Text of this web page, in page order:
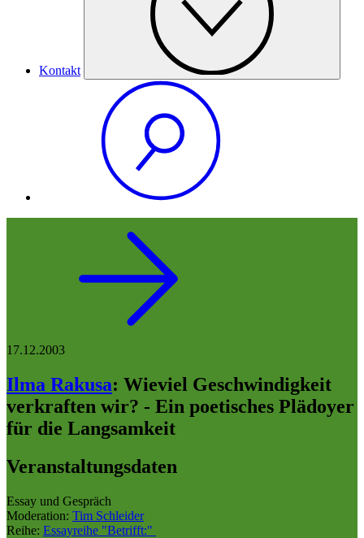
Kontakt
17.12.2003
Ilma Rakusa: Wieviel Geschwindigkeit
verkraften wir? - Ein poetisches Plädoyer
für die Langsamkeit
Veranstaltungsdaten
Essay und Gespräch
Moderation: Tim Schleider
Reihe: Essayreihe "Betrifft:"